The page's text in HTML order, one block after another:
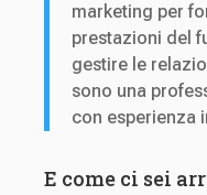
marketing per
prestazioni del
gestire le
sono una
con esperienza
E come ci sei